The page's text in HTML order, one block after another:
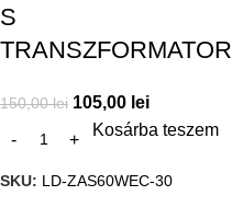
S
TRANSZFORMATOR
150,00lei 105,00 lei
Kosárba teszem
SKU: LD-ZAS60WEC-30